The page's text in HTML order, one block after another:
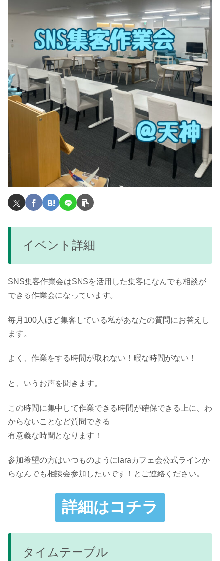
イベント詳細
SNS集客作業会はSNSを活用した集客になんでも相談が
できる作業会になっています。
毎月100人ほど集客している私があなたの質問にお答えし
ます。
よく、作業をする時間が取れない！暇な時間がない！
と、いうお声を聞きます。
この時間に集中して作業できる時間が確保できる上に、わ
からないことなど質問できる
有意義な時間となります！
参加希望の方はいつものようにlaraカフェ会公式ラインか
らなんでも相談会参加したいです！とご連絡ください。
詳細はコチラ
タイムテーブル